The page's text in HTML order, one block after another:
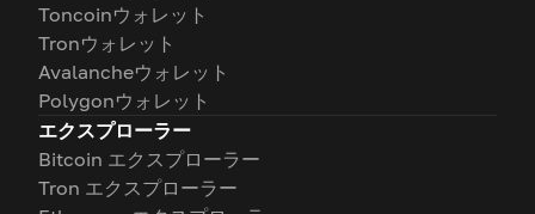
Toncoinウォレット
Tronウォレット
Avalancheウォレット
Polygonウォレット
エクスプローラー
Bitcoin エクスプローラー
Tron エクスプローラー